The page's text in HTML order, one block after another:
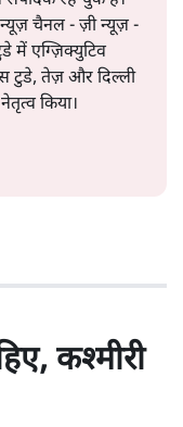
चैनल - ज़ी न्यूज़ -
में एग्ज़िक्युटिव
टुडे, तेज़ और दिल्ली
किया।
कश्मीरी